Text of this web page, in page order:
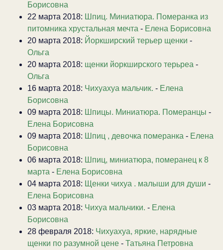
Борисовна
22 марта 2018: Шпиц. Миниатюра. Померанка из
питомника хрустальная мечта - Елена Борисовна
20 марта 2018: Йоркширский терьер щенки -
Ольга
20 марта 2018: щенки йоркширского терьреа -
Ольга
16 марта 2018: Чихуахуа мальчик. - Елена
Борисовна
09 марта 2018: Шпицы. Миниатюра. Померанцы -
Елена Борисовна
09 марта 2018: Шпиц , девочка померанка - Елена
Борисовна
06 марта 2018: Шпиц, миниатюра, померанец к 8
марта - Елена Борисовна
04 марта 2018: Щенки чихуа . малыши для души -
Елена Борисовна
03 марта 2018: Чихуа мальчики. - Елена
Борисовна
28 февраля 2018: Чихуахуа, яркие, нарядные
щенки по разумной цене - Татьяна Петровна